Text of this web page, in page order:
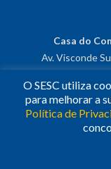
Casa do
Av. Visconde
Siga-nos!
Todos
O SESC utiliza
para melhorar a
Política de